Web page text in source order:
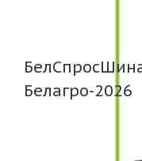
Белагро-2026